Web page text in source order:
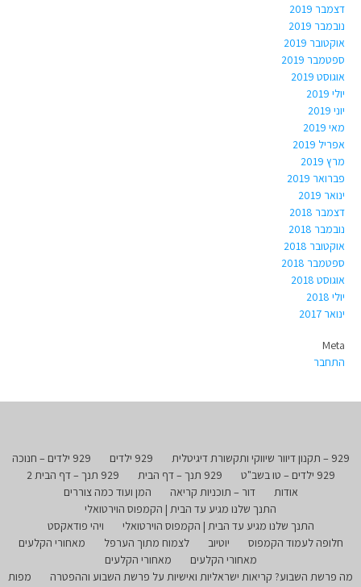
דצמבר 2019
נובמבר 2019
אוקטובר 2019
ספטמבר 2019
אוגוסט 2019
יולי 2019
יוני 2019
מאי 2019
אפריל 2019
מרץ 2019
פברואר 2019
ינואר 2019
דצמבר 2018
נובמבר 2018
אוקטובר 2018
ספטמבר 2018
אוגוסט 2018
יולי 2018
ינואר 2017
Meta
התחבר
929 – תקנון דיוור שיווקי ותקשורת דיגיטלית 929 ילדים
929 ילדים – חנוכה
929 ילדים – טו בשב"ט
929 תנך – דף הבית
929 תנך – דף הבית 2
אודות
דור – תוכניות קריאה
המן ועוד כמה צוררים
התנך שלנו מגיע עד הבית | הקמפוס הוירטואלי
התנך שלנו מגיע עד הבית | הקמפוס הוירטואלי
ויהי פודאקסט
חלופה לעמוד הקמפוס
יוטיוב לצמוח מתוך הערפל
מאחורי הקלעים
מאחורי הקלעים
מאחורי הקלעים
מה פרשת השבוע? קריאות ישראליות ואישיות על פרשת השבוע וההפטרה
מפות